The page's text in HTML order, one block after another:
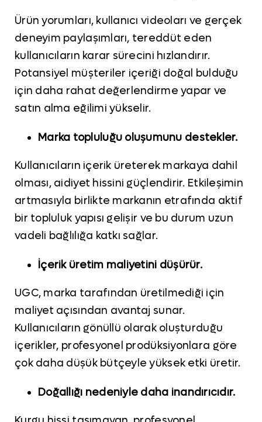
Ürün yorumları, kullanıcı videoları ve gerçek
deneyim paylaşımları, tereddüt eden
kullanıcıların karar sürecini hızlandırır.
Potansiyel müşteriler içeriği doğal bulduğu
için daha rahat değerlendirme yapar ve
satın alma eğilimi yükselir.
Marka topluluğu oluşumunu destekler.
Kullanıcıların içerik üreterek markaya dahil
olması, aidiyet hissini güçlendirir. Etkileşimin
artmasıyla birlikte markanın etrafında aktif
bir topluluk yapısı gelişir ve bu durum uzun
vadeli bağlılığa katkı sağlar.
İçerik üretim maliyetini düşürür.
UGC, marka tarafından üretilmediği için
maliyet açısından avantaj sunar.
Kullanıcıların gönüllü olarak oluşturduğu
içerikler, profesyonel prodüksiyonlara göre
çok daha düşük bütçeyle yüksek etki üretir.
Doğallığı nedeniyle daha inandırıcıdır.